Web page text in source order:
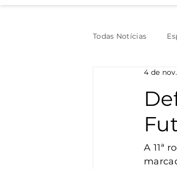
Todas Notícias
Assistência Social
Agricultura
Vigilância
4 de
A 11ª